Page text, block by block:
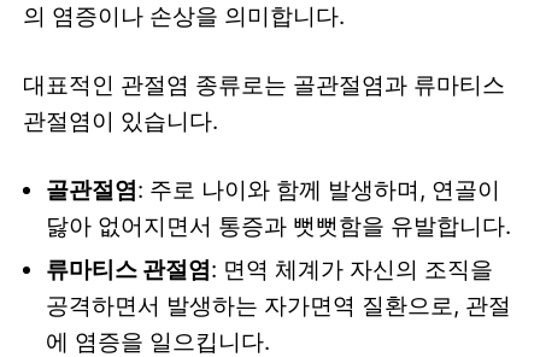
의 염증이나 손상을 의미합니다.
대표적인 관절염 종류로는 골관절염과 류마티스
관절염이 있습니다.
골관절염 : 주로 나이와 함께 발생하며, 연골이
닳아 없어지면서 통증과 뻣뻣함을 유발합니다.
류마티스 관절염 : 면역 체계가 자신의 조직을
공격하면서 발생하는 자가면역 질환으로, 관절
에 염증을 일으킵니다.